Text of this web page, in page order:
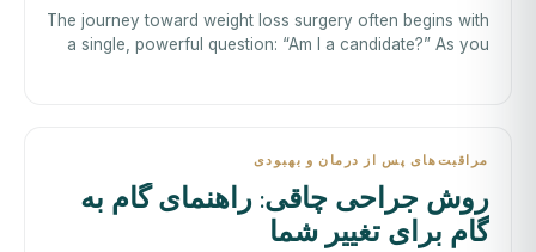
The journey toward weight loss surgery often begins with
a single, powerful question: “Am I a candidate?” As you
مراقبت‌های پس از درمان و بهبودی
روش جراحی چاقی: راهنمای گام به
گام برای تغییر شما